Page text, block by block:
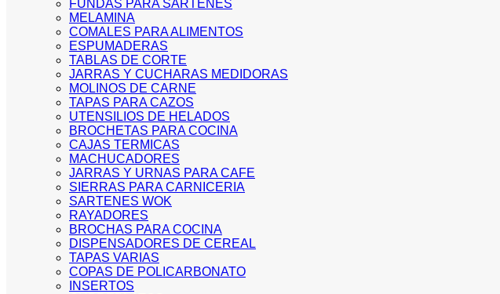
FUNDAS PARA SARTENES
MELAMINA
COMALES PARA ALIMENTOS
ESPUMADERAS
TABLAS DE CORTE
JARRAS Y CUCHARAS MEDIDORAS
MOLINOS DE CARNE
TAPAS PARA CAZOS
UTENSILIOS DE HELADOS
BROCHETAS PARA COCINA
CAJAS TERMICAS
MACHUCADORES
JARRAS Y URNAS PARA CAFE
SIERRAS PARA CARNICERIA
SARTENES WOK
RAYADORES
BROCHAS PARA COCINA
DISPENSADORES DE CEREAL
TAPAS VARIAS
COPAS DE POLICARBONATO
INSERTOS